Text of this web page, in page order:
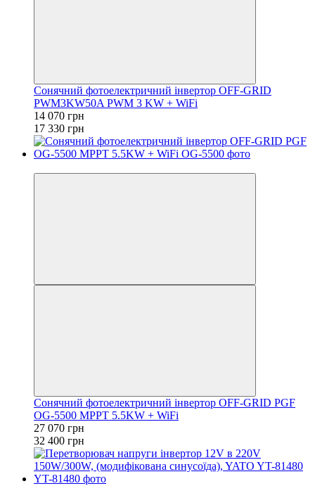
Сонячний фотоелектричний інвертор OFF-GRID
PWM3KW50A PWM 3 KW + WiFi
14 070 грн
17 330 грн
Сонячний фотоелектричний інвертор OFF-GRID PGF
OG-5500 MPPT 5.5KW + WiFi
27 070 грн
32 400 грн